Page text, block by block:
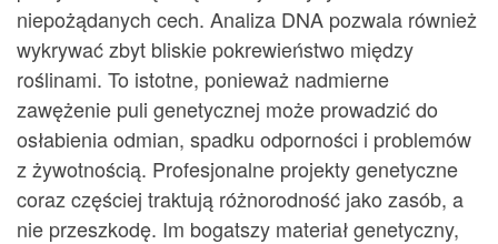
niepożądanych cech. Analiza DNA pozwala również
wykrywać zbyt bliskie pokrewieństwo między
roślinami. To istotne, ponieważ nadmierne
zawężenie puli genetycznej może prowadzić do
osłabienia odmian, spadku odporności i problemów
z żywotnością. Profesjonalne projekty genetyczne
coraz częściej traktują różnorodność jako zasób, a
nie przeszkodę. Im bogatszy materiał genetyczny,